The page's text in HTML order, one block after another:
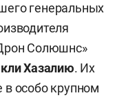
генеральных
Солюшнс»
Хазалию. Их
особо крупном